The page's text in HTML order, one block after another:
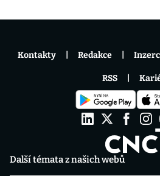
Další témata z našich webů
Kontakty Redakce
RSS